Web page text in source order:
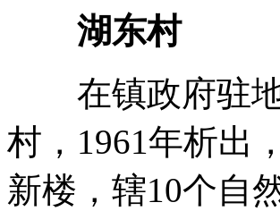
湖东村
在镇政府驻地
村，1961年析出
新楼，辖10个自